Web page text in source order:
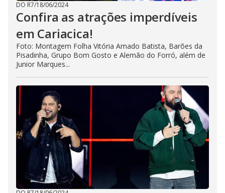
DO R7/18/06/2024
Confira as atrações imperdíveis
em Cariacica!
Foto: Montagem Folha Vitória Amado Batista, Barões da
Pisadinha, Grupo Bom Gosto e Alemão do Forró, além de
Junior Marques...